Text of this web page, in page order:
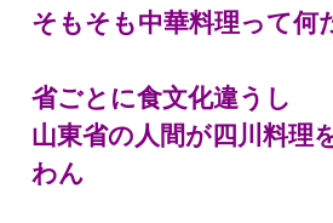
そもそも中華料理って
省ごとに食文化違うし
山東省の人間が四川料理
わん